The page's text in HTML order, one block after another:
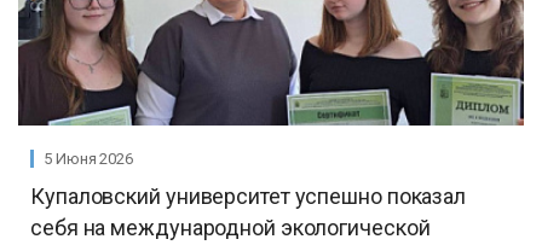
5 Июня 2026
Купаловский университет успешно показал
себя на международной экологической